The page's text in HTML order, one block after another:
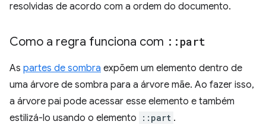
resolvidas de acordo com a ordem do documento.
Como a regra funciona com :: part
As partes de sombra expõem um elemento dentro de
uma árvore de sombra para a árvore mãe. Ao fazer isso,
a árvore pai pode acessar esse elemento e também
estilizá-lo usando o elemento
::part .